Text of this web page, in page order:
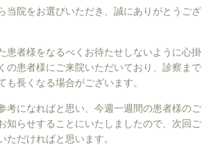
当院をお選びいただき、誠にありがとうござ
患者様をなるべくお待たせしないように心掛
の患者様にご来院いただいており、診察まで
も長くなる場合がございます。
考になればと思い、今週一週間の患者様のご
知らせすることにいたしましたので、次回ご
ただければと思います。